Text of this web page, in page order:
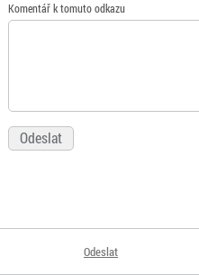
Komentář k tomuto odkazu
Odeslat